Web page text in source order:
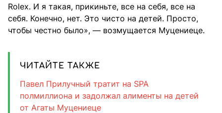
Rolex. И я такая, прикиньте, все на себя, все на
себя. Конечно, нет. Это чисто на детей. Просто,
чтобы честно было», — возмущается Муцениеце.
ЧИТАЙТЕ ТАКЖЕ
Павел Прилучный тратит на SPA
полмиллиона и задолжал алименты на детей
от Агаты Муцениеце